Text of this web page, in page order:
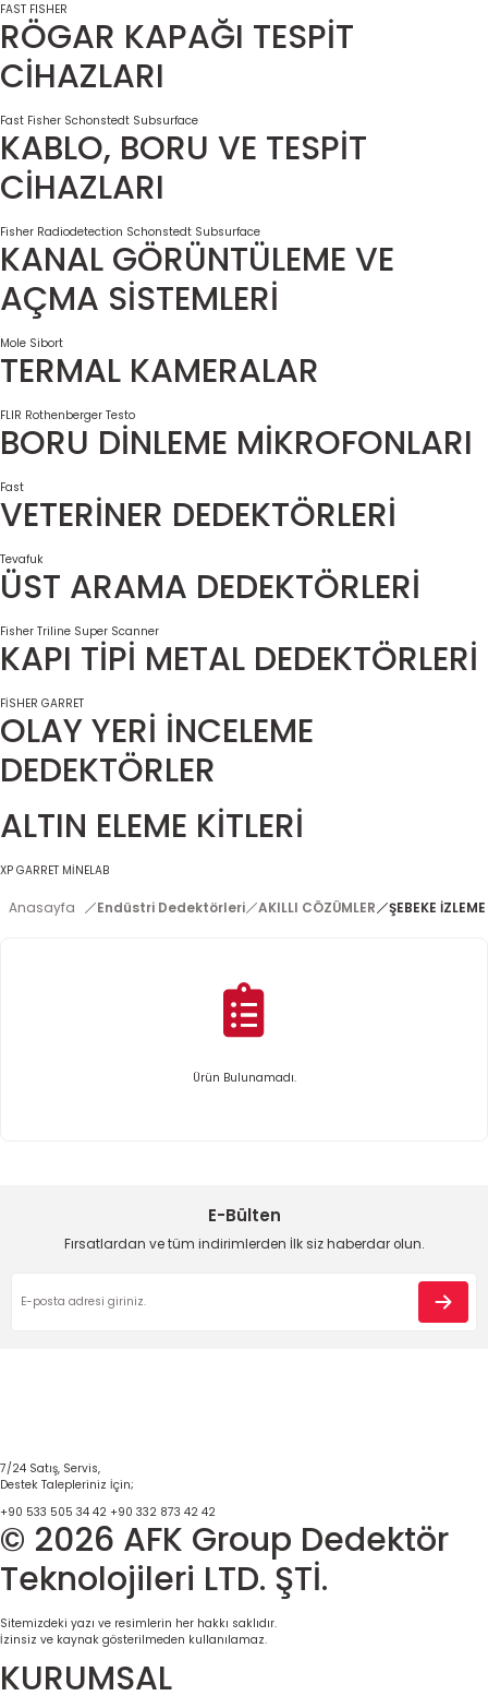
FAST FISHER
RÖGAR KAPAĞI TESPİT
CİHAZLARI
Fast Fisher Schonstedt Subsurface
KABLO, BORU VE TESPİT
CİHAZLARI
Fisher Radiodetection Schonstedt Subsurface
KANAL GÖRÜNTÜLEME VE
AÇMA SİSTEMLERİ
Mole Sibort
TERMAL KAMERALAR
FLIR Rothenberger Testo
BORU DİNLEME MİKROFONLARI
Fast
VETERİNER DEDEKTÖRLERİ
Tevafuk
ÜST ARAMA DEDEKTÖRLERİ
Fisher Triline Super Scanner
KAPI TİPİ METAL DEDEKTÖRLERİ
FİSHER GARRET
OLAY YERİ İNCELEME
DEDEKTÖRLER
ALTIN ELEME KİTLERİ
XP GARRET MİNELAB
Anasayfa Endüstri Dedektörleri AKILLI CÖZÜMLER ŞEBEKE İZLEME
Ürün Bulunamadı.
E-Bülten
Fırsatlardan ve tüm indirimlerden İlk siz haberdar olun.
7/24 Satış, Servis,
Destek Talepleriniz İçin;
+90 533 505 34 42 +90 332 873 42 42
© 2026 AFK Group Dedektör
Teknolojileri LTD. ŞTİ.
Sitemizdeki yazı ve resimlerin her hakkı saklıdır.
İzinsiz ve kaynak gösterilmeden kullanılamaz.
KURUMSAL